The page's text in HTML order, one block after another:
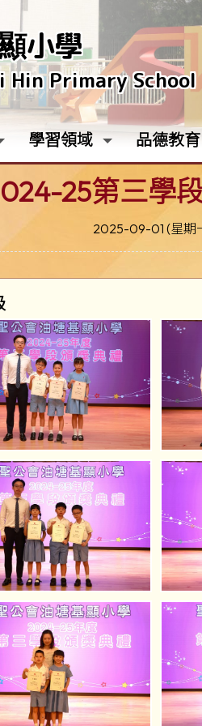
小學
Hin Primary School
學習領域 品德教育
25第三學
2025-09-01 (星期